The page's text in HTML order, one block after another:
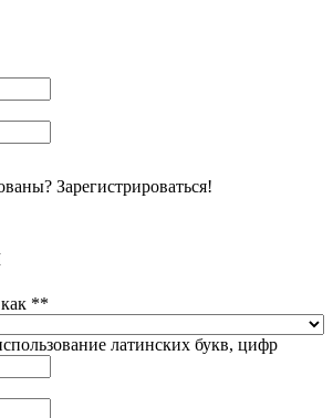
Зарегистрироваться!
**
латинских букв, цифр